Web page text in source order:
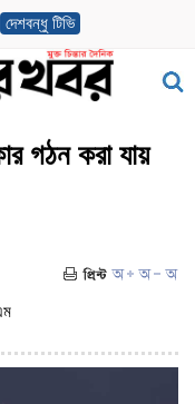
দেশবন্ধু টিভি
গঠন করা যায়